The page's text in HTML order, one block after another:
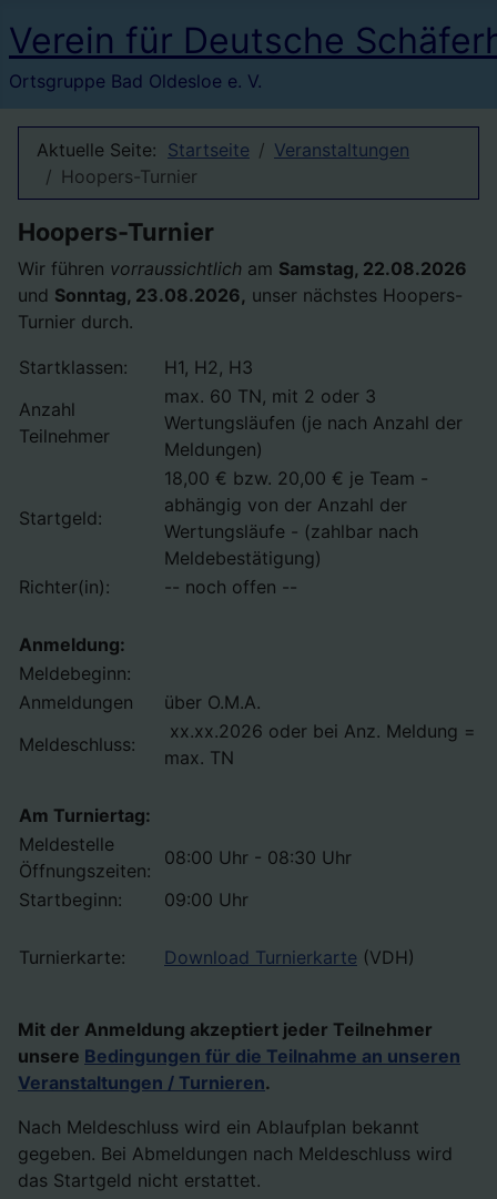
Verein für Deutsche
Ortsgruppe Bad Oldesloe e. V.
Aktuelle Seite: Startseite
Veranstaltungen
Hoopers-Turnier
Hoopers-Turnier
Wir führen vorraussichtlich am Samstag, 22.08.2026
und Sonntag, 23.08.2026, unser nächstes Hoopers-
Turnier durch.
Startklassen:
H1, H2, H3
Anzahl
Teilnehmer
max. 60 TN, mit 2 oder 3
Wertungsläufen (je nach Anzahl der
Meldungen)
Startgeld:
18,00 € bzw. 20,00 € je Team -
abhängig von der Anzahl der
Wertungsläufe - (zahlbar nach
Meldebestätigung)
Richter(in):
-- noch offen --
Anmeldung:
Meldebeginn:
Anmeldungen
über O.M.A.
Meldeschluss:
xx.xx.2026 oder bei Anz. Meldung =
max. TN
Am Turniertag:
Meldestelle
Öffnungszeiten:
08:00 Uhr - 08:30 Uhr
Startbeginn:
09:00 Uhr
Turnierkarte: Download Turnierkarte (VDH)
Mit der Anmeldung akzeptiert jeder Teilnehmer
unsere Bedingungen für die Teilnahme an unseren
Veranstaltungen / Turnieren.
Nach Meldeschluss wird ein Ablaufplan bekannt
gegeben. Bei Abmeldungen nach Meldeschluss wird
das Startgeld nicht erstattet.